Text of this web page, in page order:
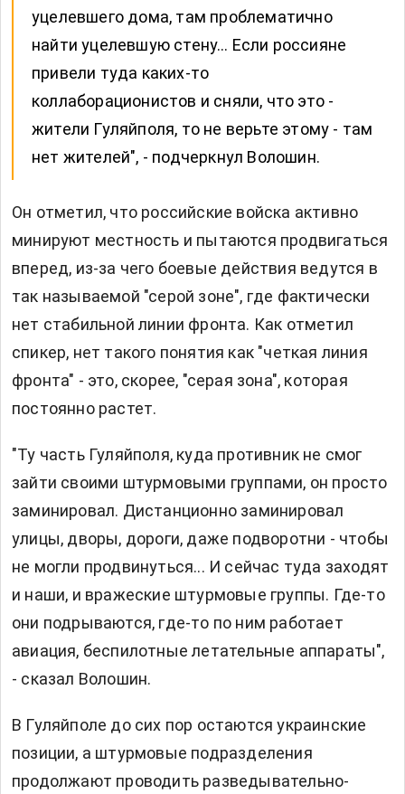
уцелевшего дома, там проблематично
найти уцелевшую стену… Если россияне
привели туда каких-то
коллаборационистов и сняли, что это -
жители Гуляйполя, то не верьте этому - там
нет жителей", - подчеркнул Волошин.
Он отметил, что российские войска активно
минируют местность и пытаются продвигаться
вперед, из-за чего боевые действия ведутся в
так называемой "серой зоне", где фактически
нет стабильной линии фронта. Как отметил
спикер, нет такого понятия как "четкая линия
фронта" - это, скорее, "серая зона", которая
постоянно растет.
"Ту часть Гуляйполя, куда противник не смог
зайти своими штурмовыми группами, он просто
заминировал. Дистанционно заминировал
улицы, дворы, дороги, даже подворотни - чтобы
не могли продвинуться... И сейчас туда заходят
и наши, и вражеские штурмовые группы. Где-то
они подрываются, где-то по ним работает
авиация, беспилотные летательные аппараты",
- сказал Волошин.
В Гуляйполе до сих пор остаются украинские
позиции, а штурмовые подразделения
продолжают проводить разведывательно-